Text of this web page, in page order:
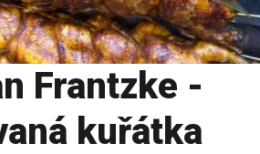
Frantzke -
kuřátka